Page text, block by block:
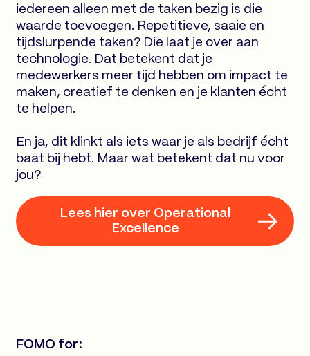
iedereen alleen met de taken bezig is die
waarde toevoegen. Repetitieve, saaie en
tijdslurpende taken? Die laat je over aan
technologie. Dat betekent dat je
medewerkers meer tijd hebben om impact te
maken, creatief te denken en je klanten écht
te helpen.
En ja, dit klinkt als iets waar je als bedrijf écht
baat bij hebt. Maar wat betekent dat nu voor
jou?
Lees hier over Operational
Excellence
FOMO for: